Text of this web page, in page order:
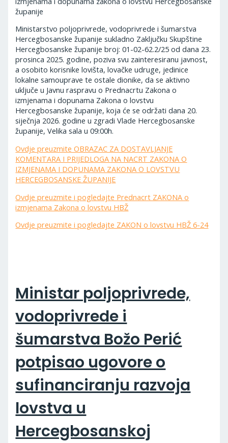
županije
Ministarstvo poljoprivrede, vodoprivrede i šumarstva
Hercegbosanske županije sukladno Zaključku Skupštine
Hercegbosanske županije broj: 01-02-62.2/25 od dana 23.
prosinca 2025. godine, poziva svu zainteresiranu javnost,
a osobito korisnike lovišta, lovačke udruge, jedinice
lokalne samouprave te ostale dionike, da se aktivno
uključe u Javnu raspravu o Prednacrtu Zakona o
izmjenama i dopunama Zakona o lovstvu
Hercegbosanske županije, koja će se održati dana 20.
siječnja 2026. godine u zgradi Vlade Hercegbosanske
županije, Velika sala u 09:00h.
Ovdje preuzmite OBRAZAC ZA DOSTAVLJANJE
KOMENTARA I PRIJEDLOGA NA NACRT ZAKONA O
IZMJENAMA I DOPUNAMA ZAKONA O LOVSTVU
HERCEGBOSANSKE ŽUPANIJE
Ovdje preuzmite i pogledajte Prednacrt ZAKONA o
izmjenama Zakona o lovstvu HBŽ
Ovdje preuzmite i pogledajte ZAKON o lovstvu HBŽ 6-24
Ministar poljoprivrede,
vodoprivrede i
šumarstva Božo Perić
potpisao ugovore o
sufinanciranju razvoja
lovstva u
Hercegbosanskoj